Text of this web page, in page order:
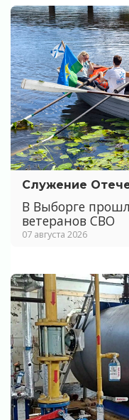
Служение
В Выборге
ветеранов СВО
07 августа 2026